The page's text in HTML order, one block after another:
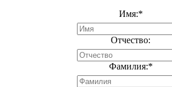
Имя:*
Отчество:
Фамилия:*